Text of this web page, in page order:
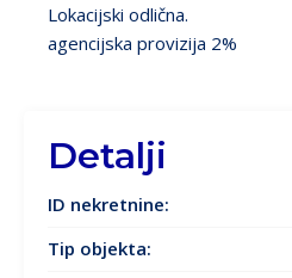
Lokacijski odlična.
agencijska provizija 2%
Detalji
ID nekretnine:
Tip objekta: